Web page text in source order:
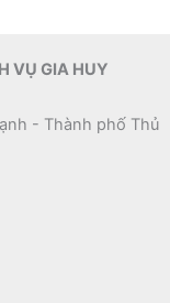
VỤ GIA HUY
- Thành phố Thủ